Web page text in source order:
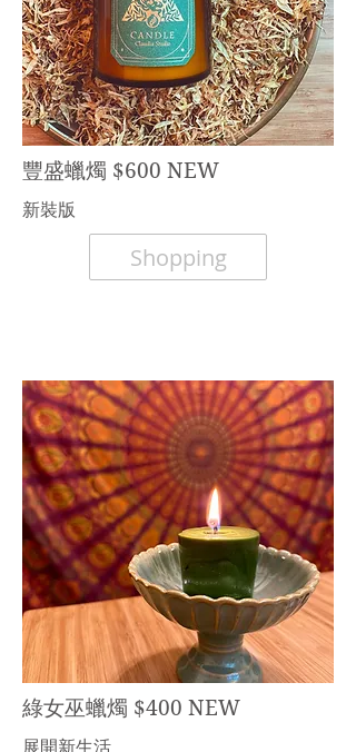
豐盛蠟燭 $600 NEW
​新裝版
Shopping
綠女巫蠟燭 $400 NEW
展開新生活